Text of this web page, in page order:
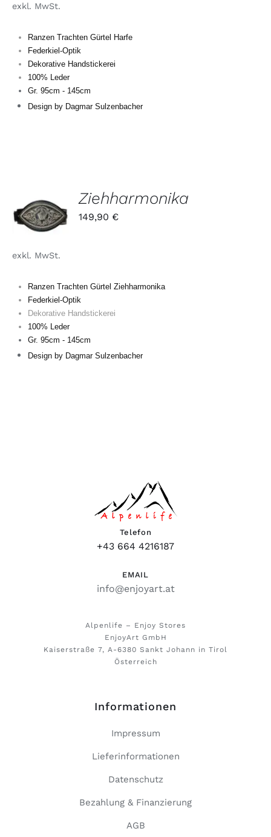
VARIANTEN
OPTIONEN
KÖNNEN
AUF
DER
PRODUKTSEITE
WERDEN
exkl. MwSt.
Ranzen Trachten Gürtel Harfe
Federkiel-Optik
Dekorative Handstickerei
100% Leder
Gr. 95cm - 145cm
Design by Dagmar Sulzenbacher
DIESES
PRODUKT
WEIST
VARIANTEN
OPTIONEN
KÖNNEN
AUF
DER
PRODUKTSEITE
WERDEN
/
DETAILS
Ziehharmonika
149,90 €
exkl. MwSt.
Ranzen Trachten Gürtel Ziehharmonika
Federkiel-Optik
Dekorative Handstickerei
100% Leder
Gr. 95cm - 145cm
Design by Dagmar Sulzenbacher
Telefon
+43 664 4216187
EMAIL
info@enjoyart.at
Alpenlife – Enjoy Stores
EnjoyArt GmbH
Kaiserstraße 7, A-6380 Sankt Johann in Tirol
Österreich
Informationen
Impressum
Lieferinformationen
Datenschutz
Bezahlung & Finanzierung
AGB